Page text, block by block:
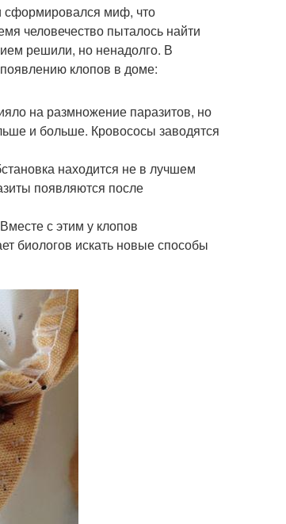
сформировался миф, что
человечество пыталось найти
решили, но ненадолго. В
клопов в доме:
на размножение паразитов, но
и больше. Кровососы заводятся
находится не в лучшем
появляются после
с этим у клопов
биологов искать новые способы